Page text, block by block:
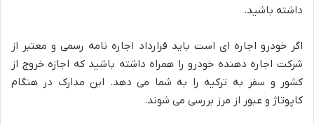
داشته باشید.
اگر خودرو اجاره ای است باید قرارداد اجاره نامه رسمی و معتبر از
شرکت اجاره دهنده خودرو را همراه داشته باشید که اجازه خروج از
کشور و سفر به ترکیه را به شما می دهد. این مدارک در هنگام
کاپوتاژ و عبور از مرز بررسی می شوند.